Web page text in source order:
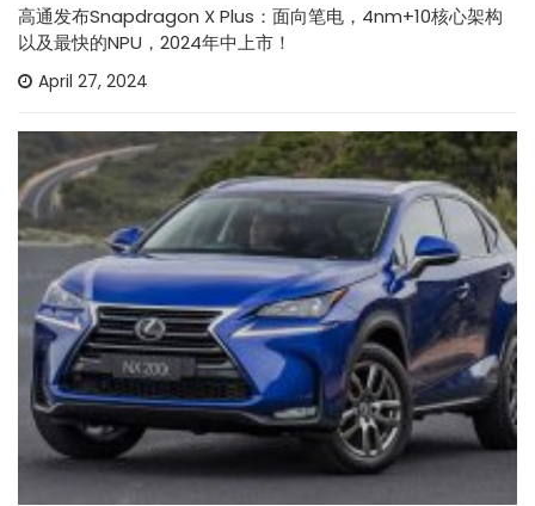
高通发布Snapdragon X Plus：面向笔电，4nm+10核心架构
以及最快的NPU，2024年中上市！
April 27, 2024